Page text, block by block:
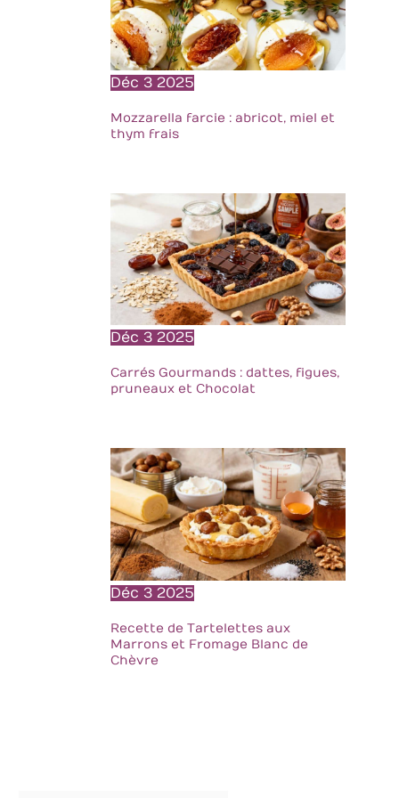
ainsi sa prise en
main et une
utilisation
précise
de cuisine est
nettoyer, car il
est compatible
avec le lave-
vaisselle
DIMENSIONS : Ces
cuillères à
dessert
mesurent 20 cm
d'aller au fond de
UTILISATION :
Ustensiles de
cuisine très
pratiques, ces
cuillères à
dessert peuvent
aussi être
chaudes comme
le cappuccino, le
Déc 3 2025
Mozzarella farcie : abricot, miel et
thym frais
Déc 3 2025
Carrés Gourmands : dattes, figues,
pruneaux et Chocolat
Déc 3 2025
Recette de Tartelettes aux
Marrons et Fromage Blanc de
Chèvre